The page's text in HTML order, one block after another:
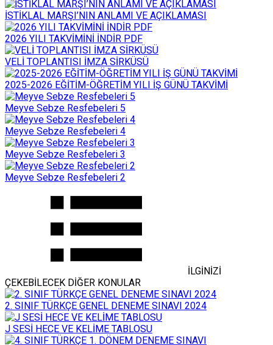
İSTİKLAL MARŞI’NIN ANLAMI VE AÇIKLAMASI
2026 YILI TAKVİMİNİ İNDİR PDF
VELİ TOPLANTISI İMZA SİRKÜSÜ
2025-2026 EĞİTİM-ÖĞRETİM YILI İŞ GÜNÜ TAKVİMİ
Meyve Sebze Resfebeleri 5
Meyve Sebze Resfebeleri 4
Meyve Sebze Resfebeleri 3
Meyve Sebze Resfebeleri 2
İLGİNİZİ
ÇEKEBİLECEK DİĞER KONULAR
2. SINIF TÜRKÇE GENEL DENEME SINAVI 2024
J SESİ HECE VE KELİME TABLOSU